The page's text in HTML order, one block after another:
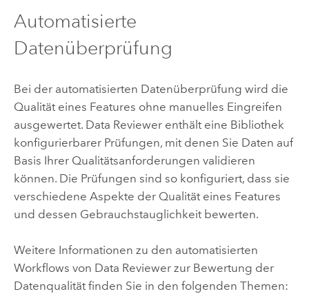
Automatisierte
Datenüberprüfung
Bei der automatisierten Datenüberprüfung wird die
Qualität eines Features ohne manuelles Eingreifen
ausgewertet. Data Reviewerenthält eine Bibliothek
konfigurierbarer Prüfungen, mit denen Sie Daten auf
Basis Ihrer Qualitätsanforderungen validieren
können. Die Prüfungen sind so konfiguriert, dass sie
verschiedene Aspekte der Qualität eines Features
und dessen Gebrauchstauglichkeit bewerten.
Weitere Informationen zu den automatisierten
Workflows von Data Reviewerzur Bewertung der
Datenqualität finden Sie in den folgenden Themen: